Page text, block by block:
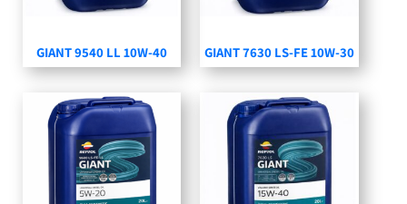
GIANT 7630 LS-FE 10W-30
GIANT 9540 LL 10W-40